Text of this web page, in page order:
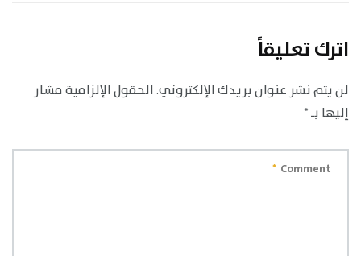
اترك تعليقاً
لن يتم نشر عنوان بريدك الإلكتروني.الحقول الإلزامية مشار
إليها بـ*
Comment
*